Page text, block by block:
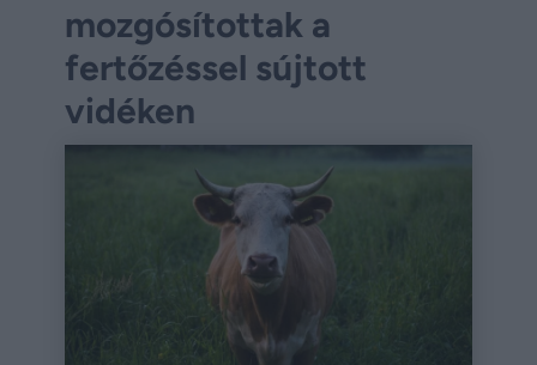
mozgósítottak a
fertőzéssel sújtott
vidéken